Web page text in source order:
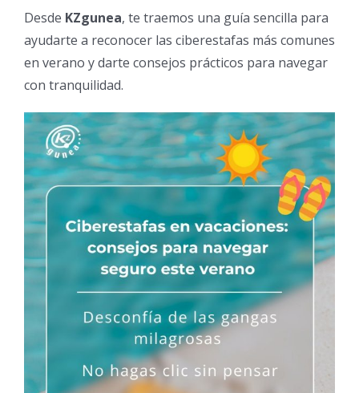
Desde KZgunea, te traemos una guía sencilla para
ayudarte a reconocer las ciberestafas más comunes
en verano y darte consejos prácticos para navegar
con tranquilidad.